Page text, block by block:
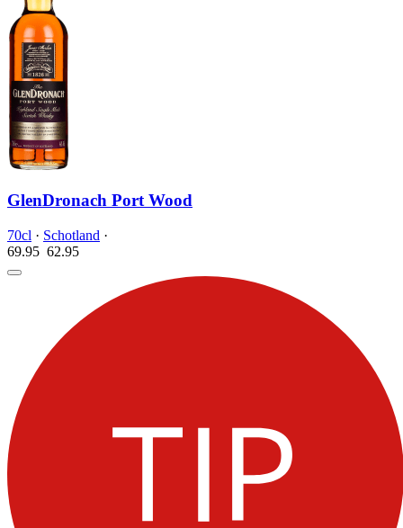
GlenDronach Port Wood
70cl · Schotland ·
69.95 62.95